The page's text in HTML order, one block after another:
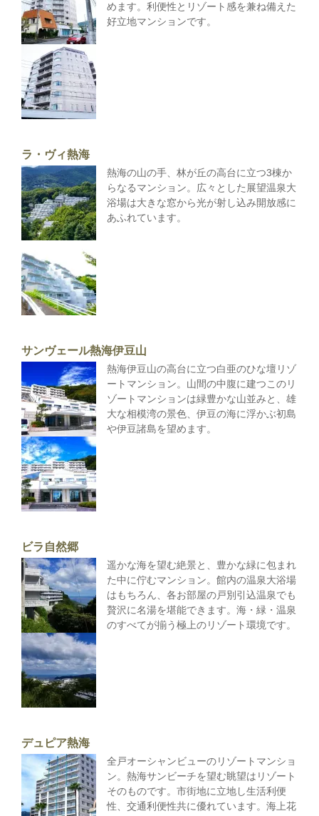
めます。利便性とリゾート感を兼ね備えた
好立地マンションです。
ラ・ヴィ熱海
熱海の山の手、林が丘の高台に立つ3棟か
らなるマンション。広々とした展望温泉大
浴場は大きな窓から光が射し込み開放感に
あふれています。
サンヴェール熱海伊豆山
熱海伊豆山の高台に立つ白亜のひな壇リゾ
ートマンション。山間の中腹に建つこのリ
ゾートマンションは緑豊かな山並みと、雄
大な相模湾の景色、伊豆の海に浮かぶ初島
や伊豆諸島を望めます。
ビラ自然郷
遥かな海を望む絶景と、豊かな緑に包まれ
た中に佇むマンション。館内の温泉大浴場
はもちろん、各お部屋の戸別引込温泉でも
贅沢に名湯を堪能できます。海・緑・温泉
のすべてが揃う極上のリゾート環境です。
デュピア熱海
全戸オーシャンビューのリゾートマンショ
ン。熱海サンビーチを望む眺望はリゾート
そのものです。市街地に立地し生活利便
性、交通利便性共に優れています。海上花